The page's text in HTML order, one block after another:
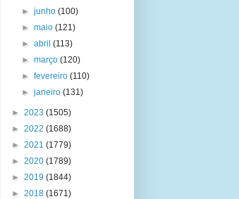
►junho(100)
►maio(121)
►abril(113)
►março(120)
►fevereiro(110)
►janeiro(131)
► 2023 (1505)
► 2022 (1688)
► 2021 (1779)
► 2020 (1789)
► 2019 (1844)
► 2018 (1671)